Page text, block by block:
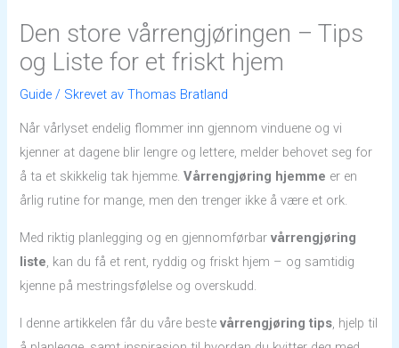
Den store vårrengjøringen – Tips
og Liste for et friskt hjem
Guide / Skrevet av Thomas Bratland
Når vårlyset endelig flommer inn gjennom vinduene og vi
kjenner at dagene blir lengre og lettere, melder behovet seg for
å ta et skikkelig tak hjemme.Vårrengjøring hjemme er en
årlig rutine for mange, men den trenger ikke å være et ork.
Med riktig planlegging og en gjennomførbarvårrengjøring
liste, kan du få et rent, ryddig og friskt hjem – og samtidig
kjenne på mestringsfølelse og overskudd.
I denne artikkelen får du våre bestevårrengjøring tips , hjelp til